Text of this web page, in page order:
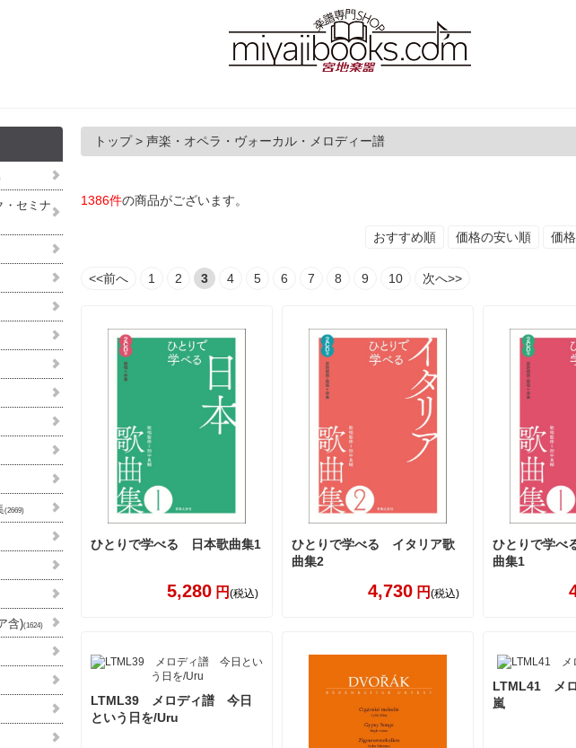
・セミナ
(2669)
含)(1624)
トップ> 声楽・オペラ・ヴォーカル・メロディー譜
1386件の商品がございます。
おすすめ順 価格の安い順 価
<<前へ 1 2 3 4 5 6 7 8 9 10 次へ>>
ひとりで学べる 日本歌曲集1
5,280 円 (税込)
ひとりで学べる イタリア歌
曲集2
4,730 円 (税込)
ひとりで学
曲集1
LTML39 メロディ譜 今日
という日を/Uru
LTML41 メ
嵐